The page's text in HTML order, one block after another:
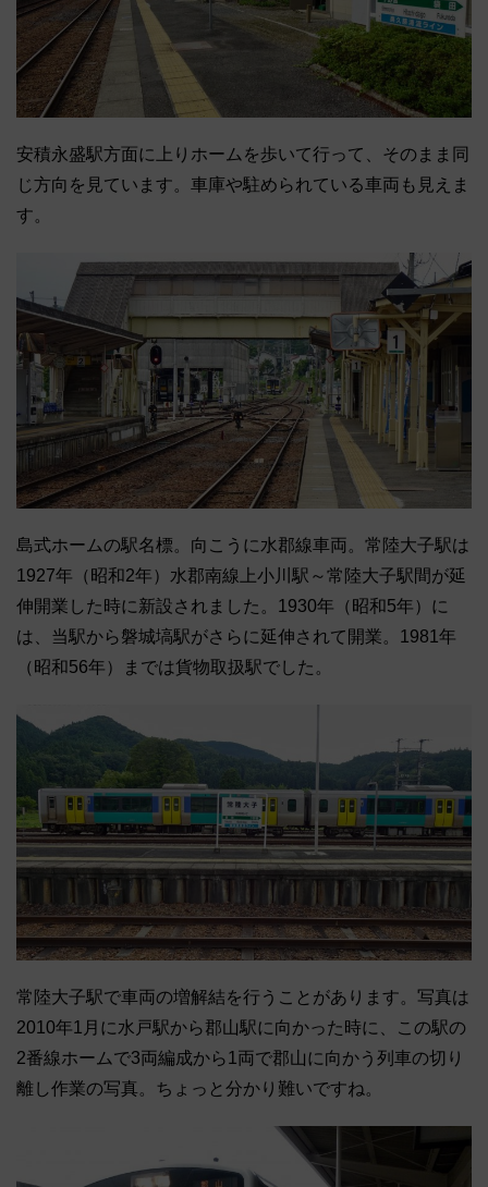
安積永盛駅方面に上りホームを歩いて行って、そのまま同
じ方向を見ています。車庫や駐められている車両も見えま
す。
島式ホームの駅名標。向こうに水郡線車両。常陸大子駅は
1927年（昭和2年）水郡南線上小川駅～常陸大子駅間が延
伸開業した時に新設されました。1930年（昭和5年）に
は、当駅から磐城塙駅がさらに延伸されて開業。1981年
（昭和56年）までは貨物取扱駅でした。
常陸大子駅で車両の増解結を行うことがあります。写真は
2010年1月に水戸駅から郡山駅に向かった時に、この駅の
2番線ホームで3両編成から1両で郡山に向かう列車の切り
離し作業の写真。ちょっと分かり難いですね。